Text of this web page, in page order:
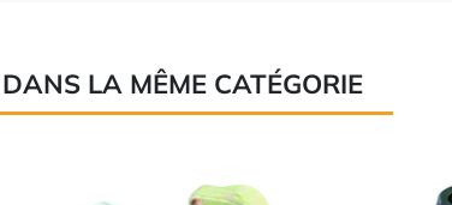
DANS LA MÊME CATÉGORIE